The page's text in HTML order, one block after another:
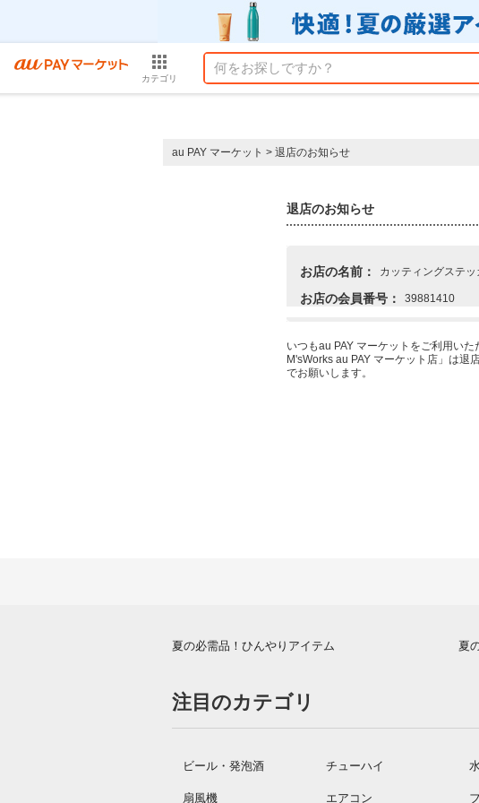
カテゴリ
au PAY マーケット > 退店のお知らせ
退店のお知らせ
お店の名前： カッティングステ
お店の会員番号： 39881410
いつもau PAY マーケットをご利用い
M'sWorks au PAY マーケット店」は退
でお願いします。
夏の必需品！ひんやりアイテム 夏
注目のカテゴリ
ビール・発泡酒 チューハイ
扇風機 エアコン